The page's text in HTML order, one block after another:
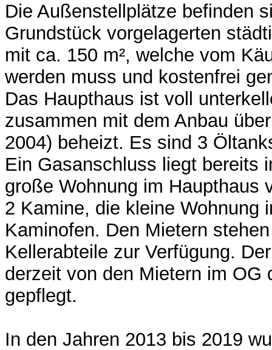
Die Außenstellplätze befinden
Grundstück vorgelagerten
mit ca. 150 m², welche vom
werden muss und kostenfrei
Das Haupthaus ist voll
zusammen mit dem Anbau
2004) beheizt. Es sind 3
Ein Gasanschluss liegt bereits
große Wohnung im Haupthaus
2 Kamine, die kleine Wohnung
Kaminofen. Den Mietern
Kellerabteile zur Verfügung.
derzeit von den Mietern im OG
gepflegt.
In den Jahren 2013 bis 2019